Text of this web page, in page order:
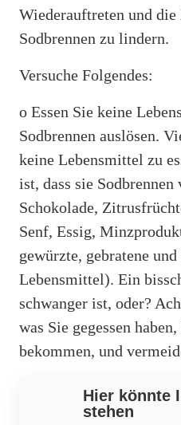
Wiederauftreten und die
Sodbrennen zu lindern.
Versuche Folgendes:
o Essen Sie keine
Sodbrennen auslösen.
keine Lebensmittel zu
ist, dass sie
Schokolade,
Senf, Essig,
gewürzte, gebratene
Lebensmittel). Ein
schwanger ist, oder?
was Sie gegessen
bekommen, und
Hier könnte
stehen